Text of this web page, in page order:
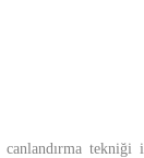
canlandırma